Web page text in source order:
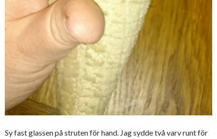
Sy fast glassen på struten för hand. Jag sydde två varv runt för